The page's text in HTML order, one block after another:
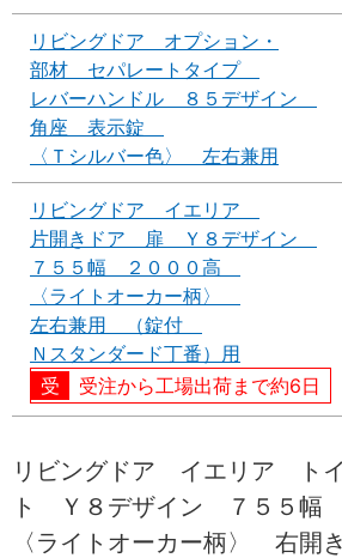
リビングドア オプション・
部材 セパレートタイプ
レバーハンドル ８５デザイン
角座 表示錠
〈Ｔシルバー色〉 左右兼用
リビングドア イエリア
片開きドア 扉 Ｙ８デザイン
７５５幅 ２０００高
〈ライトオーカー柄〉
左右兼用 （錠付
Ｎスタンダード丁番）用
受注から工場出荷まで約6日
リビングドア イエリア ト
ト Ｙ８デザイン ７５５幅
〈ライトオーカー柄〉 右